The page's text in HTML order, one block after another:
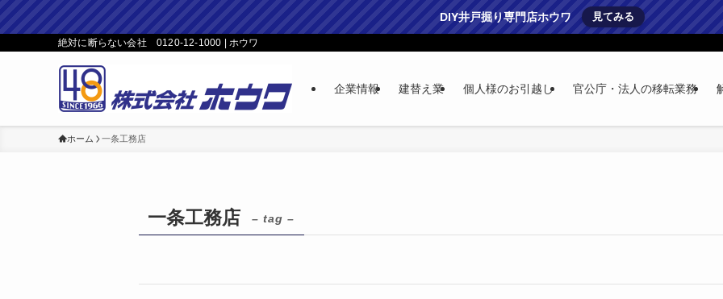
DIY井戸掘り専門店ホウワ 見てみる
絶対に断らない会社 0120-12-1000 | ホウワ
企業情報 建替え業 個人様のお引越し 官公庁・法人の移転業務
ホーム 一条工務店
一条工務店 – tag –